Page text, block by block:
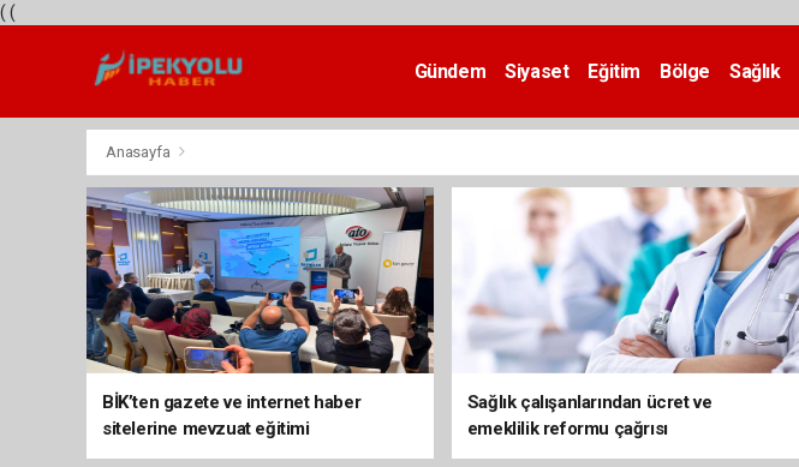
( (
Gündem Siyaset Eğitim Bölge Sağlık
Anasayfa
BİK’ten gazete ve internet haber
sitelerine mevzuat eğitimi
Sağlık çalışanlarından ücret ve
emeklilik reformu çağrısı